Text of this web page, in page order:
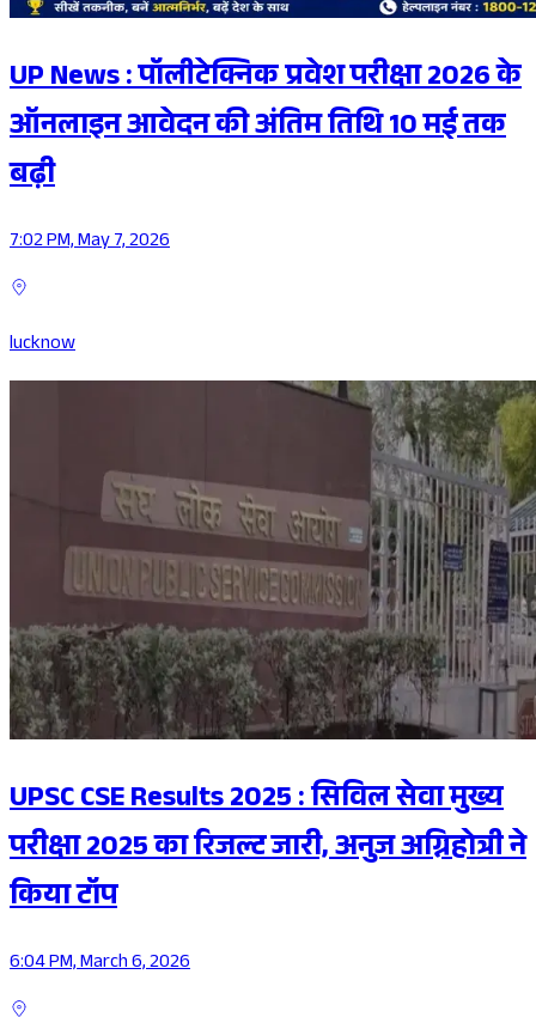
UP News : पॉलीटेक्निक प्रवेश परीक्षा 2026 के
ऑनलाइन आवेदन की अंतिम तिथि 10 मई तक
बढ़ी
7:02 PM, May 7, 2026
lucknow
UPSC CSE Results 2025 : सिविल सेवा मुख्य
परीक्षा 2025 का रिजल्ट जारी, अनुज अग्निहोत्री ने
किया टॉप
6:04 PM, March 6, 2026